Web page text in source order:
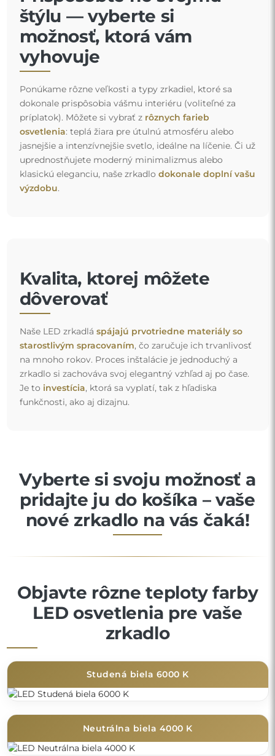
štýlu — vyberte si
možnosť, ktorá vám
vyhovuje
Ponúkame rôzne veľkosti a typy zrkadiel, ktoré sa
dokonale prispôsobia vášmu interiéru (voliteľné za
príplatok). Môžete si vybrať z rôznych farieb
osvetlenia: teplá žiara pre útulnú atmosféru alebo
jasnejšie a intenzívnejšie svetlo, ideálne na líčenie. Či už
uprednostňujete moderný minimalizmus alebo
klasickú eleganciu, naše zrkadlo dokonale doplní vašu
výzdobu.
Kvalita, ktorej môžete
dôverovať
Naše LED zrkadlá spájajú prvotriedne materiály so
starostlivým spracovaním, čo zaručuje ich trvanlivosť
na mnoho rokov. Proces inštalácie je jednoduchý a
zrkadlo si zachováva svoj elegantný vzhľad aj po čase.
Je to investícia, ktorá sa vyplatí, tak z hľadiska
funkčnosti, ako aj dizajnu.
Vyberte si svoju možnosť a
pridajte ju do košíka – vaše
nové zrkadlo na vás čaká!
Objavte rôzne teploty farby
LED osvetlenia pre vaše
zrkadlo
Studená biela 6000 K
Neutrálna biela 4000 K